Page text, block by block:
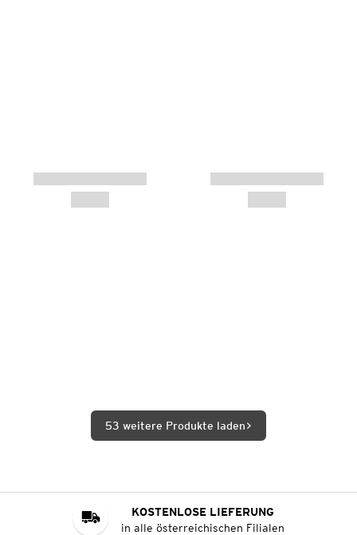
53 weitere Produkte laden
KOSTENLOSE LIEFERUNG
in alle österreichischen Filialen